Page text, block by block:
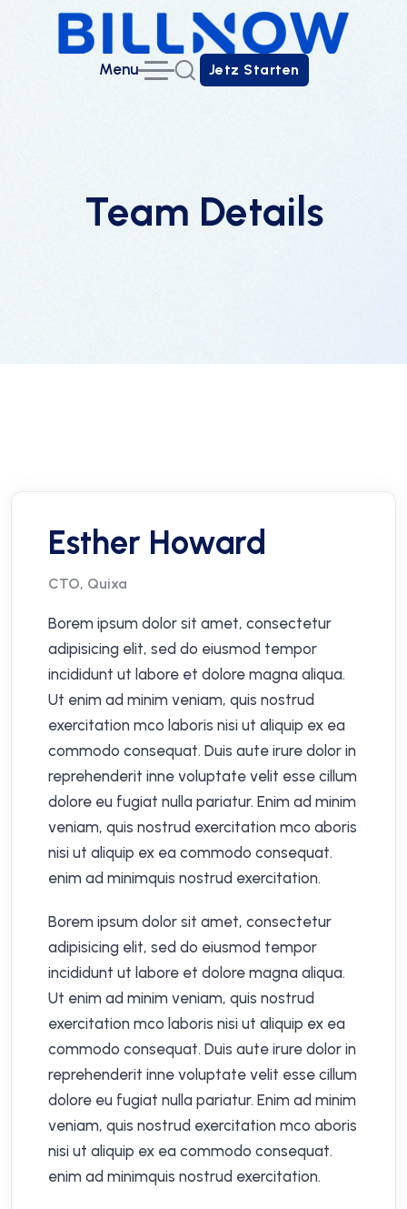
Menu
Jetz Starten
Jetz Starten
Team Details
Esther Howard
CTO, Quixa
Borem ipsum dolor sit amet, consectetur
adipisicing elit, sed do eiusmod tempor
incididunt ut labore et dolore magna aliqua.
Ut enim ad minim veniam, quis nostrud
exercitation mco laboris nisi ut aliquip ex ea
commodo consequat. Duis aute irure dolor in
reprehenderit inne voluptate velit esse cillum
dolore eu fugiat nulla pariatur. Enim ad minim
veniam, quis nostrud exercitation mco aboris
nisi ut aliquip ex ea commodo consequat.
enim ad minimquis nostrud exercitation.
Borem ipsum dolor sit amet, consectetur
adipisicing elit, sed do eiusmod tempor
incididunt ut labore et dolore magna aliqua.
Ut enim ad minim veniam, quis nostrud
exercitation mco laboris nisi ut aliquip ex ea
commodo consequat. Duis aute irure dolor in
reprehenderit inne voluptate velit esse cillum
dolore eu fugiat nulla pariatur. Enim ad minim
veniam, quis nostrud exercitation mco aboris
nisi ut aliquip ex ea commodo consequat.
enim ad minimquis nostrud exercitation.